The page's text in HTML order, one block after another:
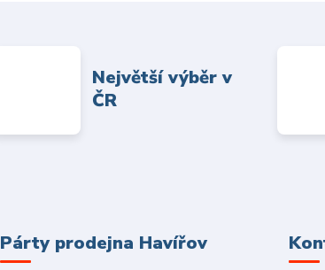
Největší výběr v
ČR
Párty prodejna Havířov